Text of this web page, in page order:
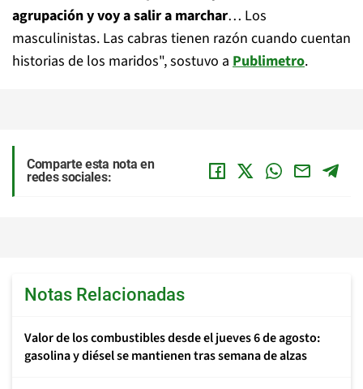
agrupación y voy a salir a marchar… Los
masculinistas. Las cabras tienen razón cuando cuentan
historias de los maridos", sostuvo a Publimetro.
Comparte esta nota en
redes sociales:
Notas Relacionadas
Valor de los combustibles desde el jueves 6 de agosto:
gasolina y diésel se mantienen tras semana de alzas